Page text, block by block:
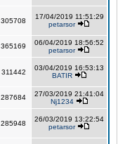
305708
17/04/2019 11:51:29
petarsor
365169
06/04/2019 18:56:52
petarsor
311442
03/04/2019 16:53:13
BATIR
287684
27/03/2019 21:41:04
Nj1234
285948
26/03/2019 13:22:54
petarsor